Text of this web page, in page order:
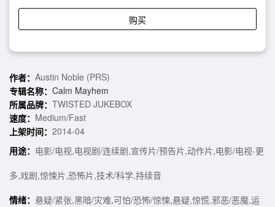
购买
作者： Austin Noble (PRS)
专辑名称： Calm Mayhem
所属品牌： TWISTED JUKEBOX
速度： Medium/Fast
上架时间： 2014-04
用途： 电影/电视,电视剧/连续剧,宣传片/预告片,动作片,电影/电视-更
多,戏剧,惊悚片,恐怖片,技术/科学,持续音
情绪： 悬疑/紧张,黑暗/灾难,可怕/恐怖/惊悚,悬疑,惊慌,邪恶/恶魔,运